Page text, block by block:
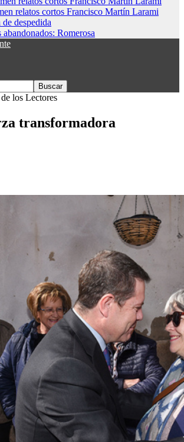
relatos cortos Francisco Martín Larami
despedida
abandonados: Romerosa
los Lectores
transformadora